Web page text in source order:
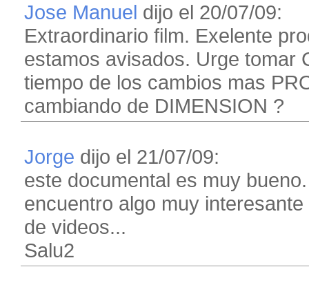
Jose Manuel dijo el 20/07/09:
Extraordinario film. Exelente
estamos avisados. Urge tomar
tiempo de los cambios mas
cambiando de DIMENSION ?
Jorge dijo el 21/07/09:
este documental es muy
encuentro algo muy
de videos...
Salu2